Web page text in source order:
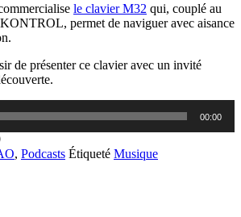
le clavier M32 qui, couplé au
permet de naviguer avec aisance
de présenter ce clavier avec un invité
00:00
, Podcasts Étiqueté Musique